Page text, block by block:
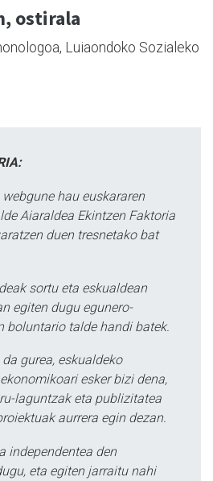
ostirala
Luiaondoko Sozialeko
hau euskararen
Aiaraldea Ekintzen Faktoria
duen tresnetako bat
sortu eta eskualdean
egiten dugu egunero-
boluntario talde handi batek.
gurea, eskualdeko
esker bizi dena,
laguntzak eta publizitatea
aurrera egin dezan.
independentea den
eta egiten jarraitu nahi